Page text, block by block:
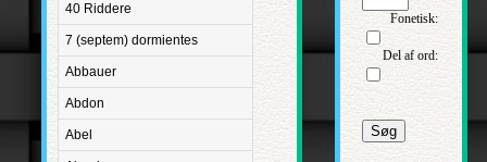
40 Riddere
7 (septem) dormientes
Abbauer
Abdon
Abel
Fonetisk:
Del af ord:
Søg